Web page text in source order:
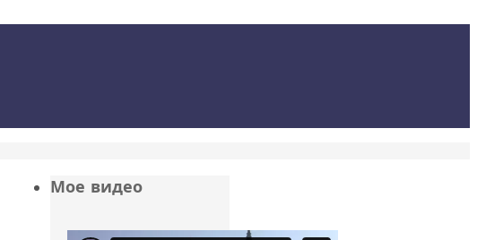
Мое видео